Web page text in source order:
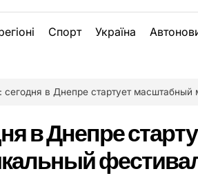
Спорт Україна
в Днепре стартует масштабный музыкальный
в Днепре